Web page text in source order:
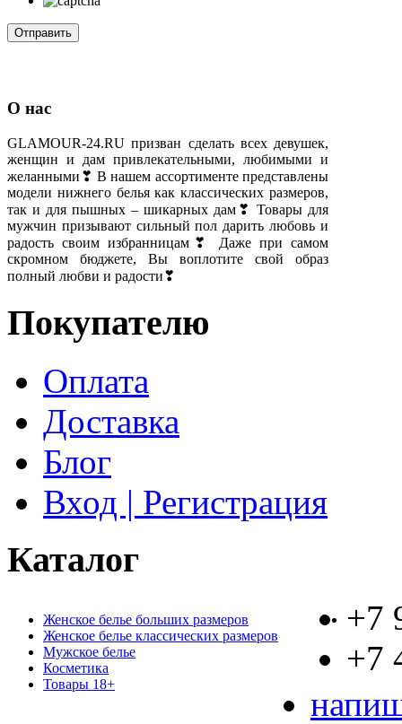
О нас
GLAMOUR-24.RU призван сделать всех девушек,
женщин и дам привлекательными, любимыми и
желанными❣ В нашем ассортименте представлены
модели нижнего белья как классических размеров,
так и для пышных – шикарных дам❣ Товары для
мужчин призывают сильный пол дарить любовь и
радость своим избранницам❣ Даже при самом
скромном бюджете, Вы воплотите свой образ
полный любви и радости❣
Покупателю
Оплата
Доставка
Блог
Вход | Регистрация
Каталог
Женское белье больших размеров
Женское белье классических размеров
Мужское белье
Косметика
Товары 18+
+7
+7